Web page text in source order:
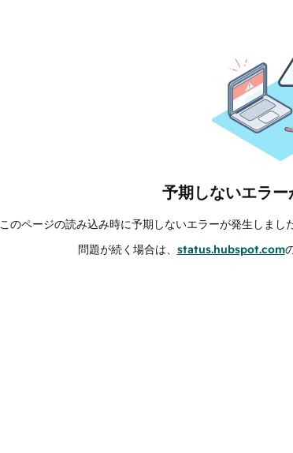
予期しないエラー
このページの読み込み時に予期しないエラーが発生しまし
問題が続く場合は、 status.hubspot.com